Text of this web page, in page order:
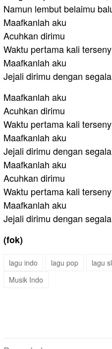
Namun lembut belaimu
Maafkanlah aku
Acuhkan dirimu
Waktu pertama kali
Maafkanlah aku
Jejali dirimu dengan
Maafkanlah aku
Acuhkan dirimu
Waktu pertama kali
Maafkanlah aku
Jejali dirimu dengan
Maafkanlah aku
Acuhkan dirimu
Waktu pertama kali
Maafkanlah aku
Jejali dirimu dengan
(fok)
lagu indo lagu pop lagu
Musik Indo